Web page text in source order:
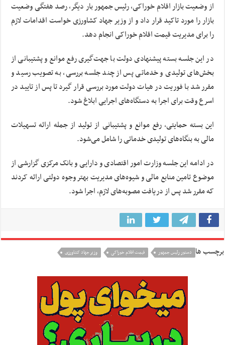
از وضعیت بازار اقلام خوراکی، رئیس جمهور بار دیگر، رصد هفتگی وضعیت
بازار را مورد تاکید قرار داد و از وزیر جهاد کشاورزی خواست اقدامات لازم
را برای مدیریت قیمت اقلام خوراکی انجام دهد.
در این جلسه بسته پیشنهادی دولت با جهت‌گیری رفع موانع و پشتیبانی از
بخش‌های تولیدی و خدماتی پس از چند جلسه بررسی، به تصویب رسید و
مقرر شد با فوریت در هیات دولت مورد بررسی قرار گیرد تا پس از تایید در
اسرع وقت برای اجرا به دستگاه‌های اجرایی ابلاغ شود.
این بسته حمایتی، رفع موانع و پشتیبانی از تولید از جمله ارائه تسهیلات
مالی به بنگاه‌های تولیدی خدماتی را شامل می‌شود.
در ادامه این جلسه وزارت امور اقتصادی و دارایی و بانک مرکزی گزارشی از
موضوع تامین منابع مالی و شیوه‌های مدیریت بهتر وجوه دولتی ارائه کردند
که مقرر شد پس از دریافت مصوبه‌های لازم، اجرا شود.
برچسب ها دستور رئیس جمهور قیمت اقلام خوراکی وزیر جهاد کشاورزی